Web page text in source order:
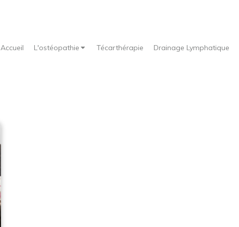
Accueil L'ostéopathie Técarthérapie Drainage Lymphatique